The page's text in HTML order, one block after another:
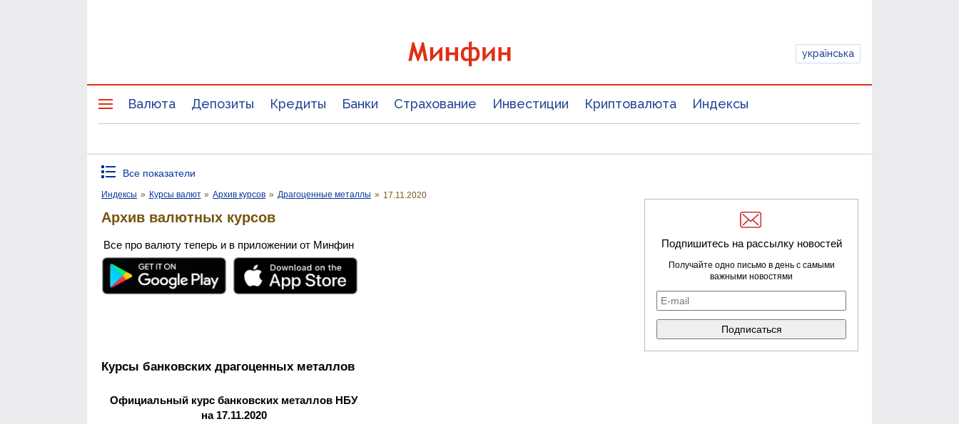
українська
Валюта Депозиты Кредиты Банки Страхование Инвестиции Криптовалюта Индексы
Все показатели
Индексы » Курсы валют » Архив курсов » Драгоценные металлы » 17.11.2020
Архив валютных курсов
Все про валюту теперь и в приложении от Минфин
Курсы банковских драгоценных металлов
Официальный курс банковских металлов НБУ
на 17.11.2020
Подпишитесь на рассылку новостей
Получайте одно письмо в день с самыми
важными новостями